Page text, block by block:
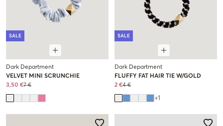
SALE
Dark Department
VELVET MINI SCRUNCHIE
3,50 €7 €
SALE
Dark Department
FLUFFY FAT HAIR TIE W/GOLD
2 €4 €
+1